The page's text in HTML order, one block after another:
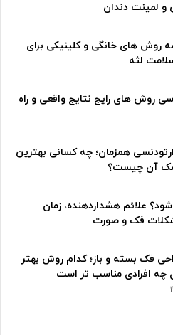
و لمینت دندان
روش های خانگی و کلینیکی برای
لثه
روش های رایج نتایج واقعی و راه
همزمان؛ چه کسانی بهترین
آن چیست؟
علائم هشداردهنده، زمان
فک و صورت
فک بسته و باز؛ کدام روش بهتر
چه افرادی مناسب تر است